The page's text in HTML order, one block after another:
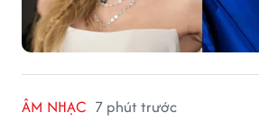
ÂM NHẠC 7 phút trước